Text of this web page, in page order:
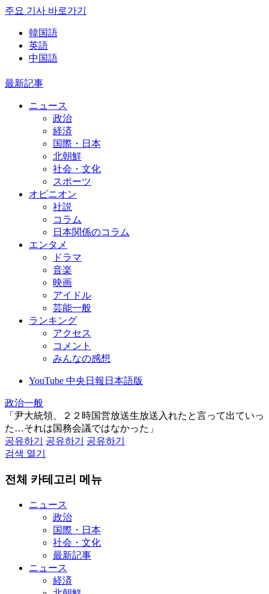
주요 기사 바로가기
韓国語
英語
中国語
最新記事
ニュース
政治
経済
国際・日本
北朝鮮
社会・文化
スポーツ
オピニオン
社説
コラム
日本関係のコラム
エンタメ
ドラマ
音楽
映画
アイドル
芸能一般
ランキング
アクセス
コメント
みんなの感想
YouTube 中央日報日本語版
政治一般
「尹大統領、２２時国営放送生放送入れたと言って出ていっ
た…それは国務会議ではなかった」
공유하기
공유하기
공유하기
검색 열기
전체 카테고리 메뉴
ニュース
政治
国際・日本
社会・文化
最新記事
ニュース
経済